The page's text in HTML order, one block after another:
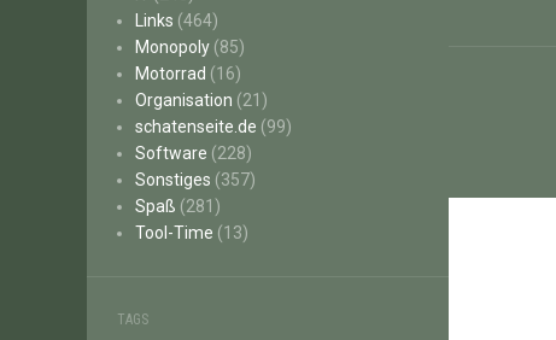
Links (464)
Monopoly (85)
Motorrad (16)
Organisation (21)
schatenseite.de (99)
Software (228)
Sonstiges (357)
Spaß (281)
Tool-Time (13)
TAGS